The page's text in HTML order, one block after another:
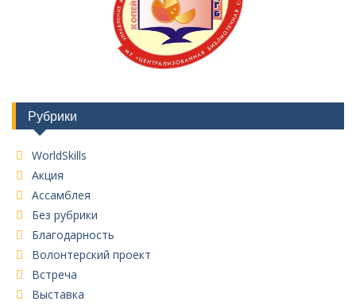
Рубрики
WorldSkills
Акция
Ассамблея
Без рубрики
Благодарность
Волонтерский проект
Встреча
Выставка